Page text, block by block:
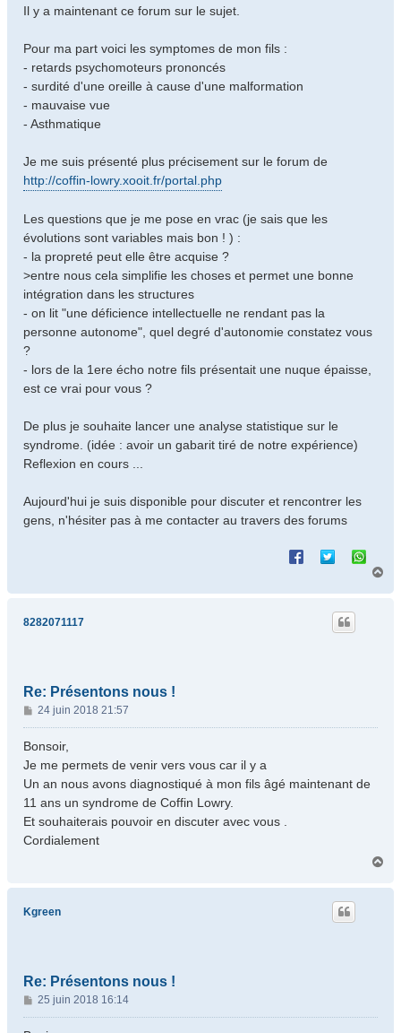
Il y a maintenant ce forum sur le sujet.
Pour ma part voici les symptomes de mon fils :
- retards psychomoteurs prononcés
- surdité d'une oreille à cause d'une malformation
- mauvaise vue
- Asthmatique
Je me suis présenté plus précisement sur le forum de
http://coffin-lowry.xooit.fr/portal.php
Les questions que je me pose en vrac (je sais que les
évolutions sont variables mais bon ! ) :
- la propreté peut elle être acquise ?
>entre nous cela simplifie les choses et permet une bonne
intégration dans les structures
- on lit "une déficience intellectuelle ne rendant pas la
personne autonome", quel degré d'autonomie constatez vous
?
- lors de la 1ere écho notre fils présentait une nuque épaisse,
est ce vrai pour vous ?
De plus je souhaite lancer une analyse statistique sur le
syndrome. (idée : avoir un gabarit tiré de notre expérience)
Reflexion en cours ...
Aujourd'hui je suis disponible pour discuter et rencontrer les
gens, n'hésiter pas à me contacter au travers des forums
8282071117
Re: Présentons nous !
M
e
s
g
e
24 juin 2018 21:57
Bonsoir,
Je me permets de venir vers vous car il y a
Un an nous avons diagnostiqué à mon fils âgé maintenant de
11 ans un syndrome de Coffin Lowry.
Et souhaiterais pouvoir en discuter avec vous .
Cordialement
u
Kgreen
Re: Présentons nous !
M
e
25 juin 2018 16:14